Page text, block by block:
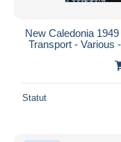
New Caledonia
Transport - Various
Statut